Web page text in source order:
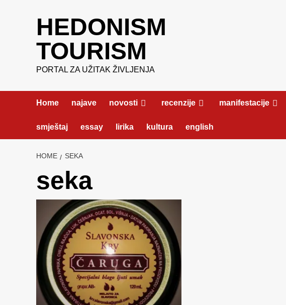
HEDONISM
TOURISM
PORTAL ZA UŽITAK ŽIVLJENJA
Home najave novosti recenzije manifestacije
smještaj essay lirika kultura english
HOME SEKA
seka